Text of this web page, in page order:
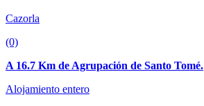
Cazorla
(0)
A 16.7 Km de Agrupación de Santo Tomé.
Alojamiento entero